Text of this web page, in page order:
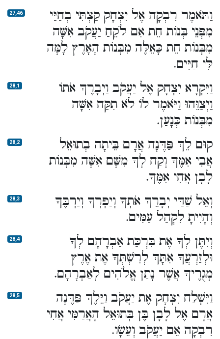
27,46
וַתֹּאמֶר רִבְקָה אֶל יִצְחָק קַצְתִּי בְחַיַּי
מִפְּנֵי בְּנוֹת חֵת אִם לֹקֵחַ יַעֲקֹב אִשָּׁה
מִבְּנוֹת חֵת כָּאֵלֶּה מִבְּנוֹת הָאָרֶץ לָמָּה
לִּי חַיִּים.
28,1
וַיִּקְרָא יִצְחָק אֶל יַעֲקֹב וַיְבָרֶךְ אֹתוֹ
וַיְצַוֵּהוּ וַיֹּאמֶר לוֹ לֹא תִקַּח אִשָּׁה
מִבְּנוֹת כְּנָעַן.
28,2
קוּם לֵךְ פַּדֶּנָה אֲרָם בֵּיתָה בְתוּאֵל
אֲבִי אִמֶּךָ וְקַח לְךָ מִשָּׁם אִשָּׁה מִבְּנוֹת
לָבָן אֲחִי אִמֶּךָ.
28,3
וְאֵל שַׁדַּי יְבָרֵךְ אֹתְךָ וְיַפְרְךָ וְיַרְבֶּךָ
וְהָיִיתָ לִקְהַל עַמִּים.
28,4
וְיִתֶּן לְךָ אֶת בִּרְכַּת אַבְרָהָם לְךָ
וּלְזַרְעֲךָ אִתָּךְ לְרִשְׁתְּךָ אֶת אֶרֶץ
מְגֻרֶיךָ אֲשֶׁר נָתַן אֱלֹהִים לְאַבְרָהָם.
28,5
וַיִּשְׁלַח יִצְחָק אֶת יַעֲקֹב וַיֵּלֶךְ פַּדֶּנָה
אֲרָם אֶל לָבָן בֶּן בְּתוּאֵל הָאֲרַמִּי אֲחִי
רִבְקָה אֵם יַעֲקֹב וְעֵשָׂו.